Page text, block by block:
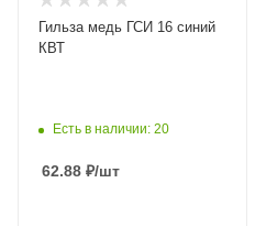
Гильза медь ГСИ 16 синий
КВТ
Есть в наличии: 20
62.88 ₽/шт